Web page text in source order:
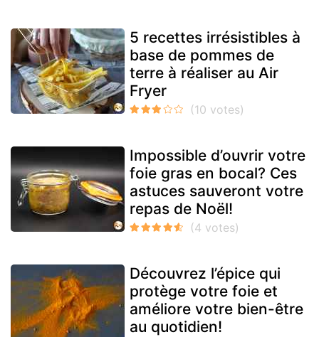
5 recettes irrésistibles à
base de pommes de
terre à réaliser au Air
Fryer
Impossible d’ouvrir votre
foie gras en bocal? Ces
astuces sauveront votre
repas de Noël!
Découvrez l’épice qui
protège votre foie et
améliore votre bien-être
au quotidien!